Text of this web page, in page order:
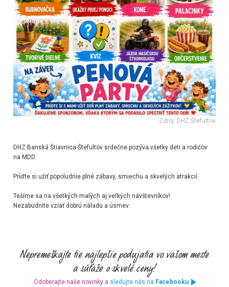
Zdroj: DHZ Štefultov
DHZ Banská Štiavnica-Štefultov srdečne pozýva všetky deti a rodičov
na MDD.
Príďte si užiť popoludnie plné zábavy, smiechu a skvelých atrakcií.
Tešíme sa na všetkých malých aj veľkých návštevníkov!
Nezabudnite vziať dobrú náladu a úsmev.
Odoberajte naše novinky a sledujte nás na Facebooku